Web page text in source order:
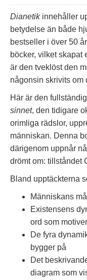
Dianetikinnehåller
betydelse än både
bestseller i över 50
böcker, vilket skapat
är den tveklöst den
någonsin skrivits om
Här är den
sinnet, den tidigare
orimliga rädslor,
människan. Denna
därigenom uppnår
drömt om: tillståndet
Bland upptäckterna
Människans mål
Existensens
ord som
De fyra
bygger på
Det
diagram som